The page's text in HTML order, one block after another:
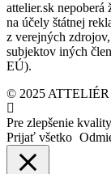
attelier.sk
na účely štátnej
z verejných
subjektov iných
EÚ).
© 2025 ATTELIÉR
Pre zlepšenie
Prijať všetko